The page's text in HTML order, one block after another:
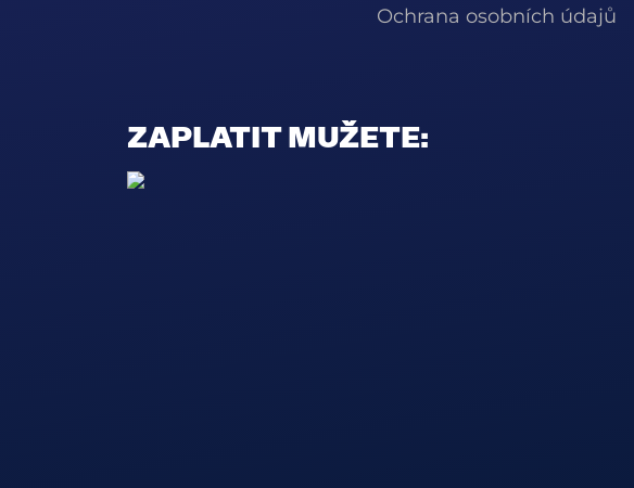
Ochrana osobních údajů
ZAPLATIT MUŽETE: